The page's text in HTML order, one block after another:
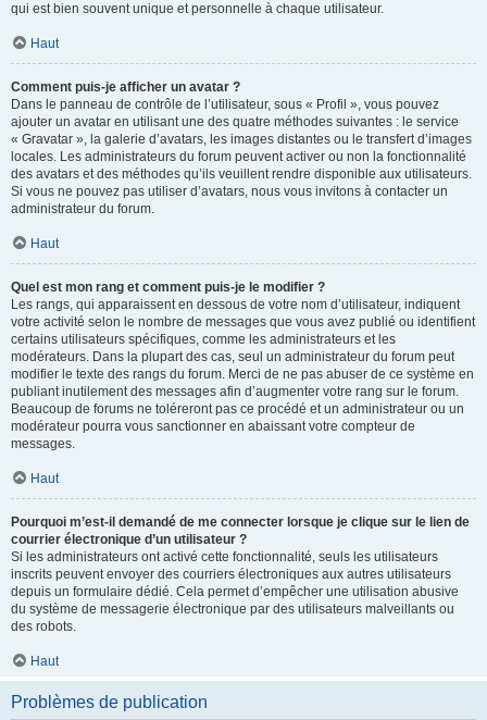
qui est bien souvent unique et personnelle à chaque utilisateur.
Haut
Comment puis-je afficher un avatar ?
Dans le panneau de contrôle de l’utilisateur, sous « Profil », vous pouvez
ajouter un avatar en utilisant une des quatre méthodes suivantes : le service
« Gravatar », la galerie d’avatars, les images distantes ou le transfert d’images
locales. Les administrateurs du forum peuvent activer ou non la fonctionnalité
des avatars et des méthodes qu’ils veuillent rendre disponible aux utilisateurs.
Si vous ne pouvez pas utiliser d’avatars, nous vous invitons à contacter un
administrateur du forum.
Haut
Quel est mon rang et comment puis-je le modifier ?
Les rangs, qui apparaissent en dessous de votre nom d’utilisateur, indiquent
votre activité selon le nombre de messages que vous avez publié ou identifient
certains utilisateurs spécifiques, comme les administrateurs et les
modérateurs. Dans la plupart des cas, seul un administrateur du forum peut
modifier le texte des rangs du forum. Merci de ne pas abuser de ce système en
publiant inutilement des messages afin d’augmenter votre rang sur le forum.
Beaucoup de forums ne toléreront pas ce procédé et un administrateur ou un
modérateur pourra vous sanctionner en abaissant votre compteur de
messages.
Haut
Pourquoi m’est-il demandé de me connecter lorsque je clique sur le lien de
courrier électronique d’un utilisateur ?
Si les administrateurs ont activé cette fonctionnalité, seuls les utilisateurs
inscrits peuvent envoyer des courriers électroniques aux autres utilisateurs
depuis un formulaire dédié. Cela permet d’empêcher une utilisation abusive
du système de messagerie électronique par des utilisateurs malveillants ou
des robots.
Haut
Problèmes de publication